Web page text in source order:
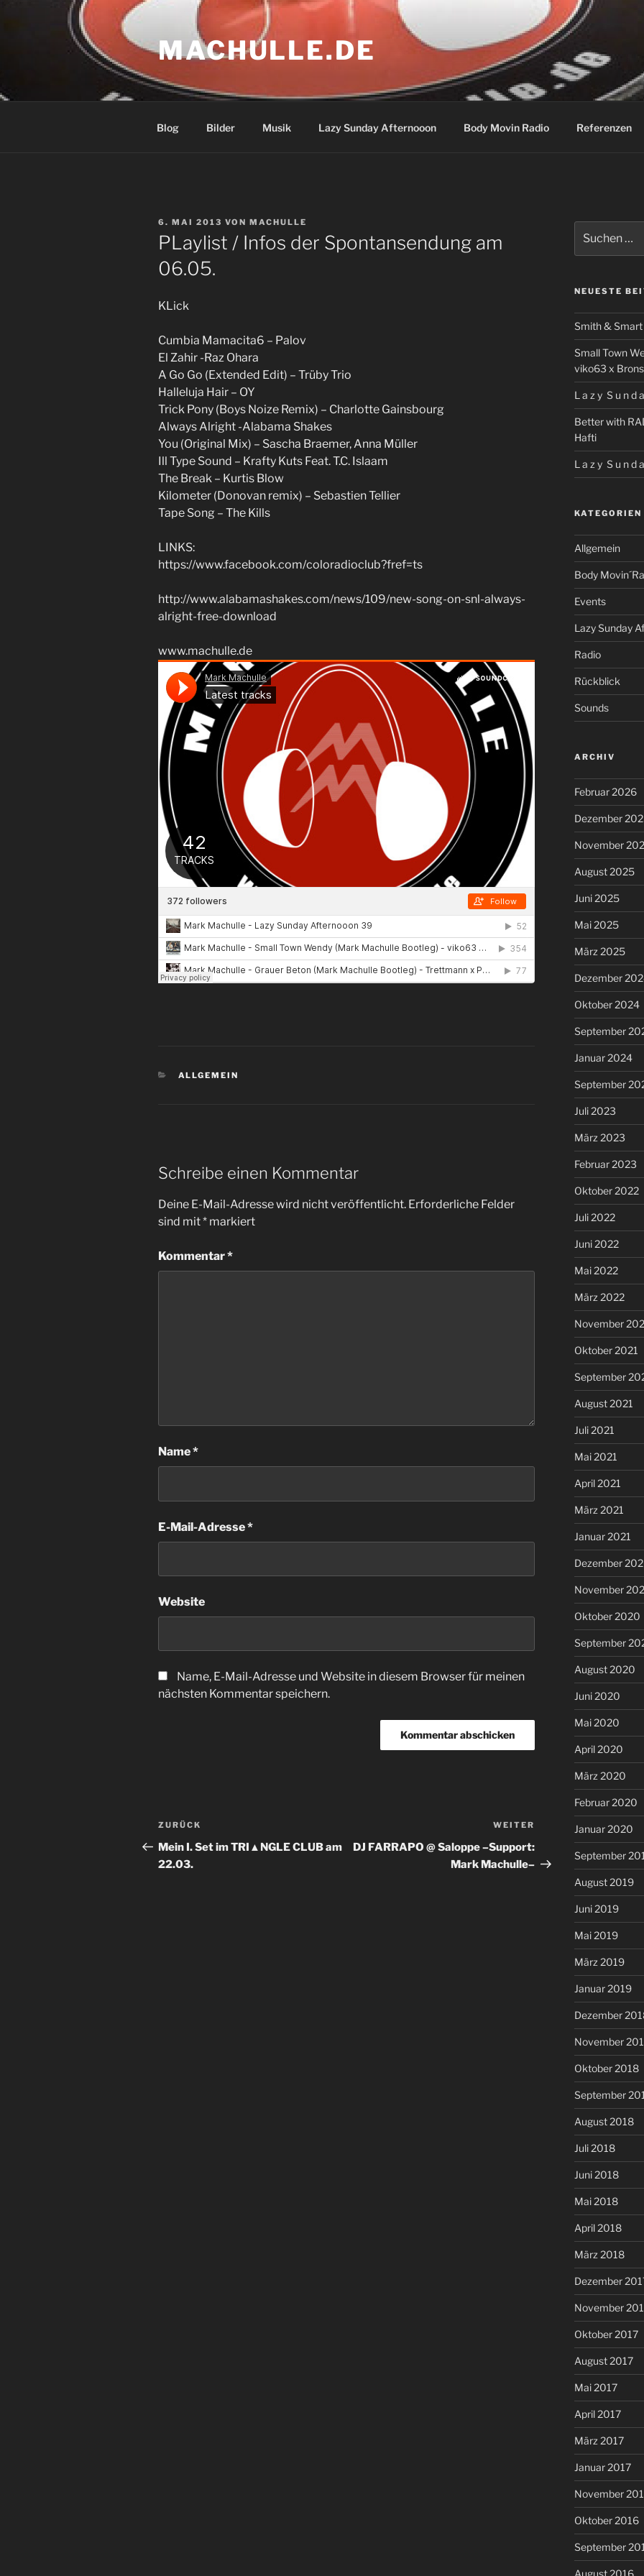
MACHULLE.DE
Blog Bilder Musik Lazy Sunday Afternooon Body Movin Radio Referenzen
VERÖFFENTLICHT
AM
6. MAI 2013 VON MACHULLE
PLaylist / Infos der Spontansendung am
06.05.
KLick
Cumbia Mamacita6 – Palov
El Zahir -Raz Ohara
A Go Go (Extended Edit) – Trüby Trio
Halleluja Hair – OY
Trick Pony (Boys Noize Remix) – Charlotte Gainsbourg
Always Alright -Alabama Shakes
You (Original Mix) – Sascha Braemer, Anna Müller
Ill Type Sound – Krafty Kuts Feat. T.C. Islaam
The Break – Kurtis Blow
Kilometer (Donovan remix) – Sebastien Tellier
Tape Song – The Kills
LINKS:
https://www.facebook.com/coloradioclub?fref=ts
http://www.alabamashakes.com/news/109/new-song-on-snl-always-
alright-free-download
www.machulle.de
KATEGORIEN
ALLGEMEIN
Schreibe einen Kommentar
Deine E-Mail-Adresse wird nicht veröffentlicht. Erforderliche Felder
sind mit* markiert
Kommentar*
Name*
E-Mail-Adresse*
Website
Name, E-Mail-Adresse und Website in diesem Browser für meinen
nächsten Kommentar speichern.
Beitragsnavigation
Vorheriger
Beitrag
ZURÜCK
Mein I. Set im TRI▲NGLE CLUB am
22.03.
Nächster
Beitrag
WEITER
DJ FARRAPO @ Saloppe –Support:
Mark Machulle–
nach:
NEUESTE
Smith & Smart
Small Town
viko63 x
L a z y S u n d
Better with
Hafti
L a z y S u n d
KATEGORIEN
Allgemein
Body
Events
Lazy Sunday
Radio
Rückblick
Sounds
ARCHIV
Februar 2026
Dezember
November
August 2025
Juni 2025
Mai 2025
März 2025
Dezember
Oktober 2024
September
Januar 2024
September
Juli 2023
März 2023
Februar 2023
Oktober 2022
Juli 2022
Juni 2022
Mai 2022
März 2022
November
Oktober 2021
September
August 2021
Juli 2021
Mai 2021
April 2021
März 2021
Januar 2021
Dezember
November
Oktober 2020
September
August 2020
Juni 2020
Mai 2020
April 2020
März 2020
Februar 2020
Januar 2020
September
August 2019
Juni 2019
Mai 2019
März 2019
Januar 2019
Dezember
November
Oktober 2018
September
August 2018
Juli 2018
Juni 2018
Mai 2018
April 2018
März 2018
Dezember
November
Oktober 2017
August 2017
Mai 2017
April 2017
März 2017
Januar 2017
November
Oktober 2016
September